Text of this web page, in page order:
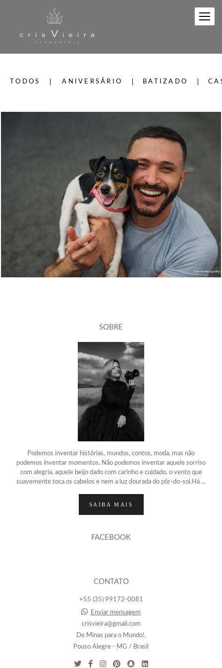
TODOS ANIVERSÁRIO BATIZADO
586
SOBRE
Podemos inventar histórias, mundos, contos, moda, mas não
podemos inventar momentos. Não podemos inventar aquele sorriso
com alegria, aquele beijo dado com carinho e cuidado, o vento que
suavemente toca os cabelos e nem a luz dourada do pôr-do-sol.Há ...
SAIBA MAIS
FACEBOOK
CONTATO
+55 (35) 99172-0081
Enviar mensagem
crisvieira@gmail.com
De Minas para o Mundo!,
Pouso Alegre - MG / Brasil